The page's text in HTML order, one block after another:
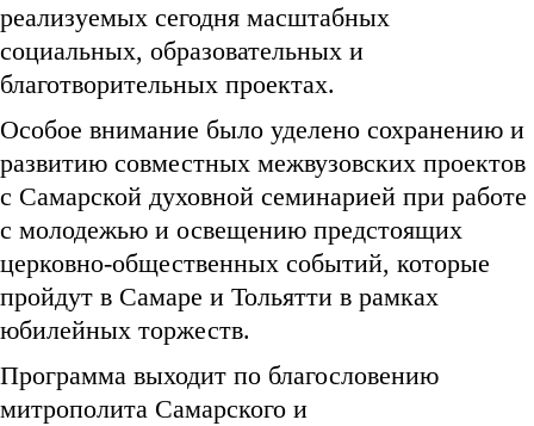
реализуемых сегодня масштабных
социальных, образовательных и
благотворительных проектах.
Особое внимание было уделено сохранению и
развитию совместных межвузовских проектов
с Самарской духовной семинарией при работе
с молодежью и освещению предстоящих
церковно-общественных событий, которые
пройдут в Самаре и Тольятти в рамках
юбилейных торжеств.
Программа выходит по благословению
митрополита Самарского и